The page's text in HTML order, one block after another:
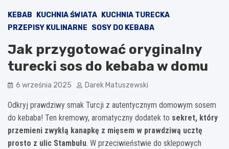
KEBAB KUCHNIA ŚWIATA
KUCHNIA TURECKA
PRZEPISY KULINARNE SOSY DO KEBABA
Jak przygotować oryginalny
turecki sos do kebaba w domu
6 września 2025 Darek Matuszewski
Odkryj prawdziwy smak Turcji z autentycznym domowym sosem
do kebaba! Ten kremowy, aromatyczny dodatek to sekret, który
przemieni zwykłą kanapkę z mięsem w prawdziwą ucztę
prosto z ulic Stambułu. W przeciwieństwie do sklepowych